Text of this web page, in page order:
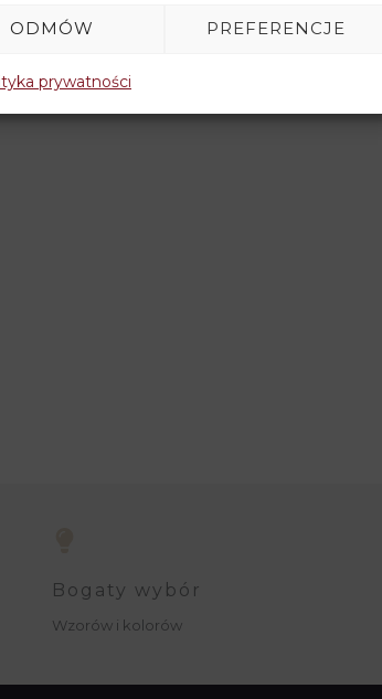
ODMÓW PREFERENCJE
prywatności
Bogaty wybór
Wzorów i kolorów